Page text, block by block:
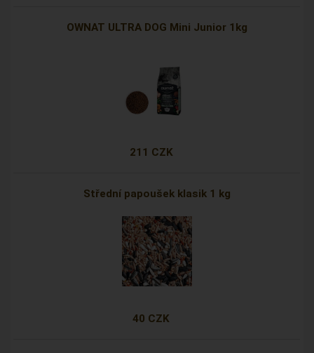
OWNAT ULTRA DOG Mini Junior 1kg
211 CZK
Střední papoušek klasik 1 kg
40 CZK